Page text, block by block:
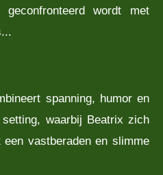
wordt met
spanning, humor en
waarbij Beatrix zich
vastberaden en slimme